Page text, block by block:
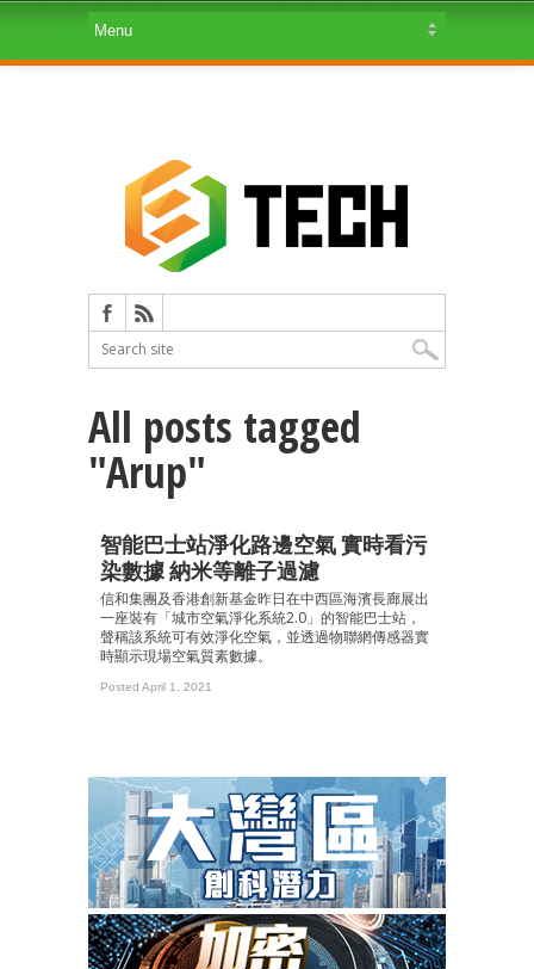
All posts tagged
"Arup"
智能巴士站淨化路邊空氣 實時看污
染數據 納米等離子過濾
信和集團及香港創新基金昨日在中西區海濱長廊展出
一座裝有「城市空氣淨化系統2.0」的智能巴士站，
聲稱該系統可有效淨化空氣，並透過物聯網傳感器實
時顯示現場空氣質素數據。
Posted April 1, 2021